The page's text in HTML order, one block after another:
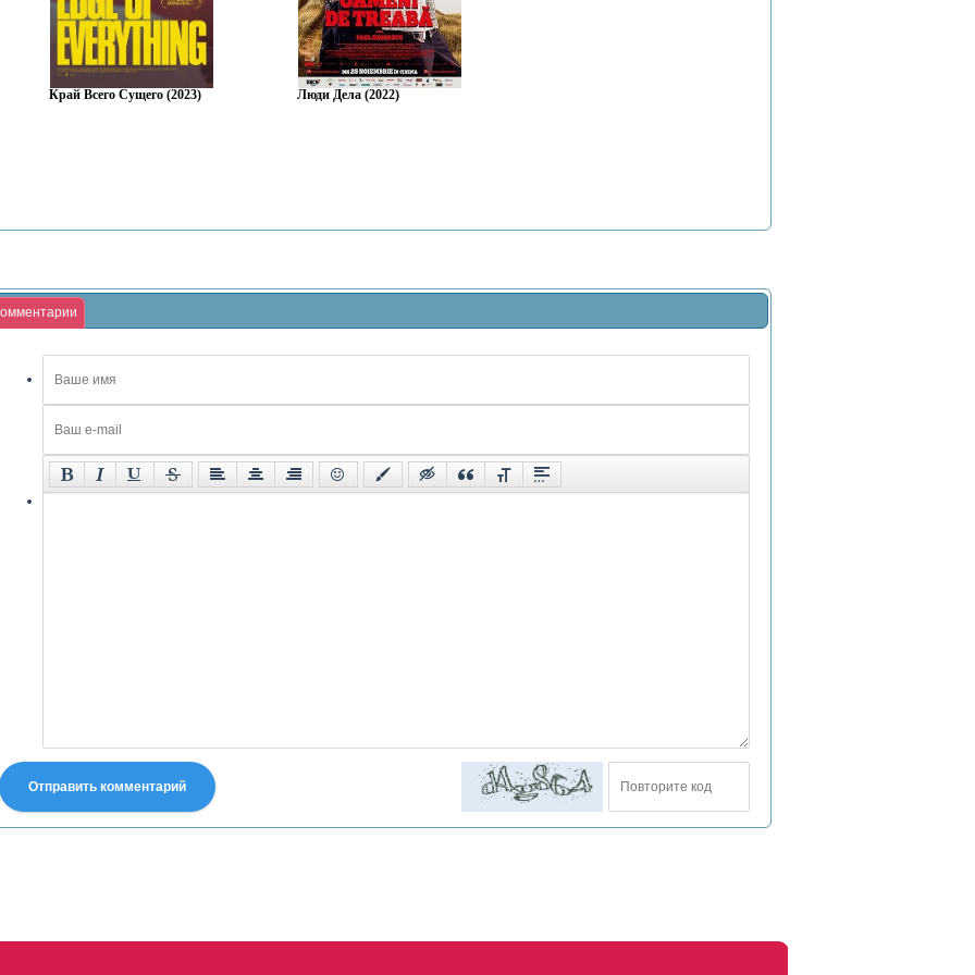
Край Всего Сущего (2023) Люди Дела (2022)
Отправить комментарий